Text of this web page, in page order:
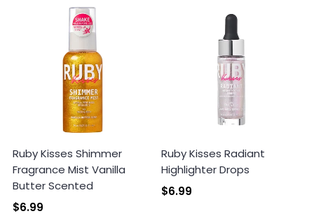
Ruby Kisses Shimmer
Fragrance Mist Vanilla
Butter Scented
$6.99
Ruby Kisses Radiant
Highlighter Drops
$6.99